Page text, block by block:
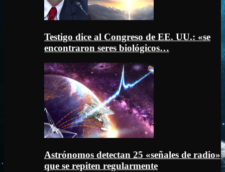
Testigo dice al Congreso de EE. UU.: «se
encontraron seres biológicos…
Astrónomos detectan 25 «señales de radio»
que se repiten regularmente